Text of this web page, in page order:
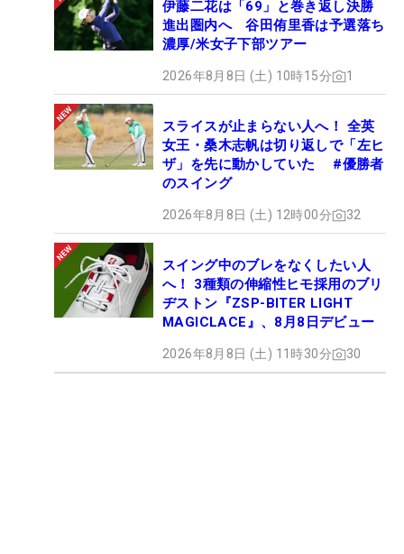
伊藤二花は「69」と巻き返し決勝
進出圏内へ 谷田侑里香は予選落ち
濃厚/米女子下部ツアー
2026年8月8日 (土) 10時15分 1
スライスが止まらない人へ！ 全英
女王・桑木志帆は切り返しで「左ヒ
ザ」を先に動かしていた #優勝者
のスイング
2026年8月8日 (土) 12時00分 32
スイング中のブレをなくしたい人
へ！ 3種類の伸縮性ヒモ採用のブリ
ヂストン『ZSP-BITER LIGHT
MAGICLACE』、8月8日デビュー
2026年8月8日 (土) 11時30分 30